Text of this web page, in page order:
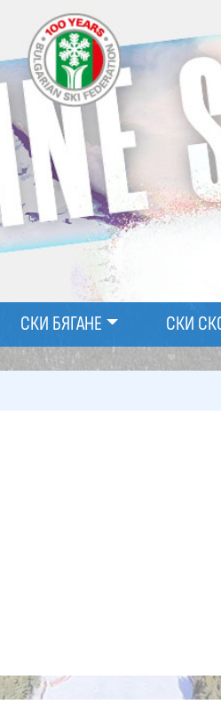
СКИ БЯГАНЕ СКИ